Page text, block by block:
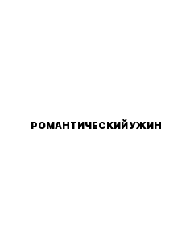
РОМАНТИЧЕСКИЙ УЖИН